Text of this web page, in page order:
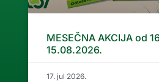
MESEČNA AKCIJA od
15.08.2026.
17. jul 2026.